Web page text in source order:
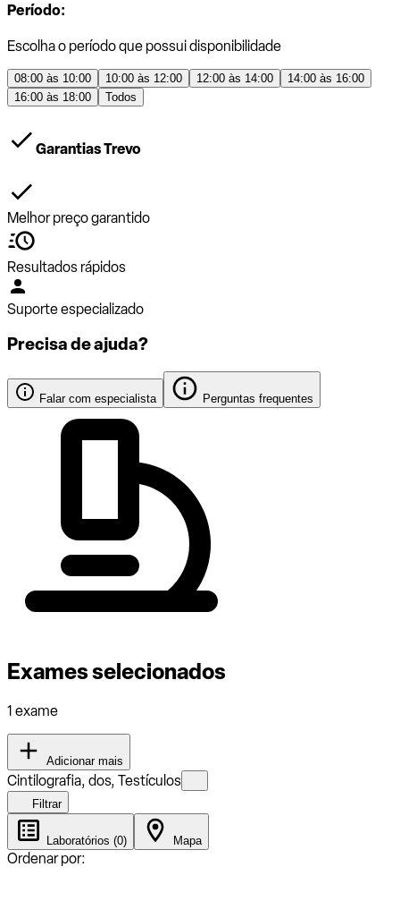
Período:
Escolha o período que possui disponibilidade
08:00 às 10:00 10:00 às 12:00 12:00 às 14:00
14:00 às 16:00
16:00 às 18:00
Todos
Garantias Trevo
Melhor preço garantido
Resultados rápidos
Suporte especializado
Precisa de ajuda?
Falar com especialista Perguntas frequentes
Exames selecionados
1 exame
Adicionar mais
Cintilografia, dos, Testículos
Filtrar
Laboratórios (0) Mapa
Ordenar por: